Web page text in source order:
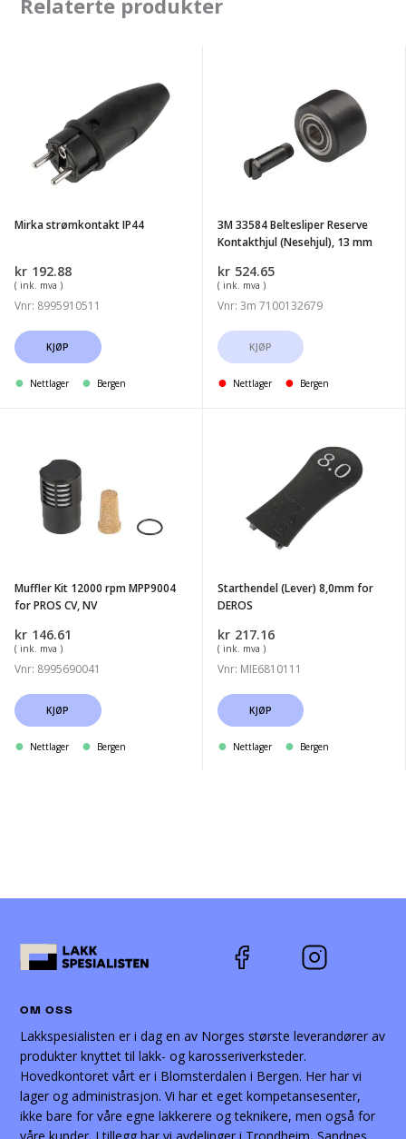
Relaterte produkter
strømkontakt
Mirka strømkontakt IP44
kr 192.88
( ink. mva )
Vnr: 8995910511
KJØP
Nettlager Bergen
Kontakthjul
mm
3M 33584 Beltesliper Reserve
Kontakthjul (Nesehjul), 13 mm
kr 524.65
( ink. mva )
Vnr: 3m 7100132679
KJØP
Nettlager Bergen
12000
rpm
MPP9004
CV,
Muffler Kit 12000 rpm MPP9004
for PROS CV, NV
kr 146.61
( ink. mva )
Vnr: 8995690041
KJØP
Nettlager Bergen
DEROS
Starthendel (Lever) 8,0mm for
DEROS
kr 217.16
( ink. mva )
Vnr: MIE6810111
KJØP
Nettlager Bergen
OM OSS
Lakkspesialisten er i dag en av Norges største leverandører av
produkter knyttet til lakk- og karosseriverksteder.
Hovedkontoret vårt er i Blomsterdalen i Bergen. Her har vi
lager og administrasjon. Vi har et eget kompetansesenter,
ikke bare for våre egne lakkerere og teknikere, men også for